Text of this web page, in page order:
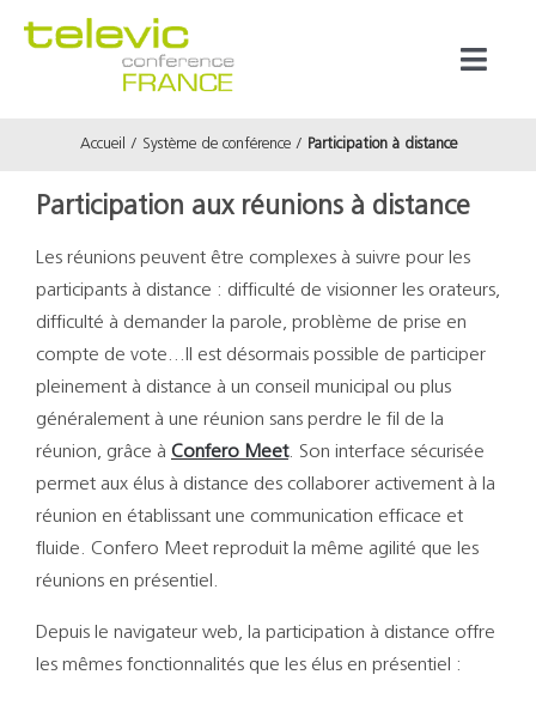
Support
Accueil Système de conférence Participation à distance
Participation aux réunions à distance
Les réunions peuvent être complexes à suivre pour les
participants à distance : difficulté de visionner les orateurs,
difficulté à demander la parole, problème de prise en
compte de vote…Il est désormais possible de participer
pleinement à distance à un conseil municipal ou plus
généralement à une réunion sans perdre le fil de la
réunion, grâce à Confero Meet. Son interface sécurisée
permet aux élus à distance des collaborer activement à la
réunion en établissant une communication efficace et
fluide. Confero Meet reproduit la même agilité que les
réunions en présentiel.
Depuis le navigateur web, la participation à distance offre
les mêmes fonctionnalités que les élus en présentiel :